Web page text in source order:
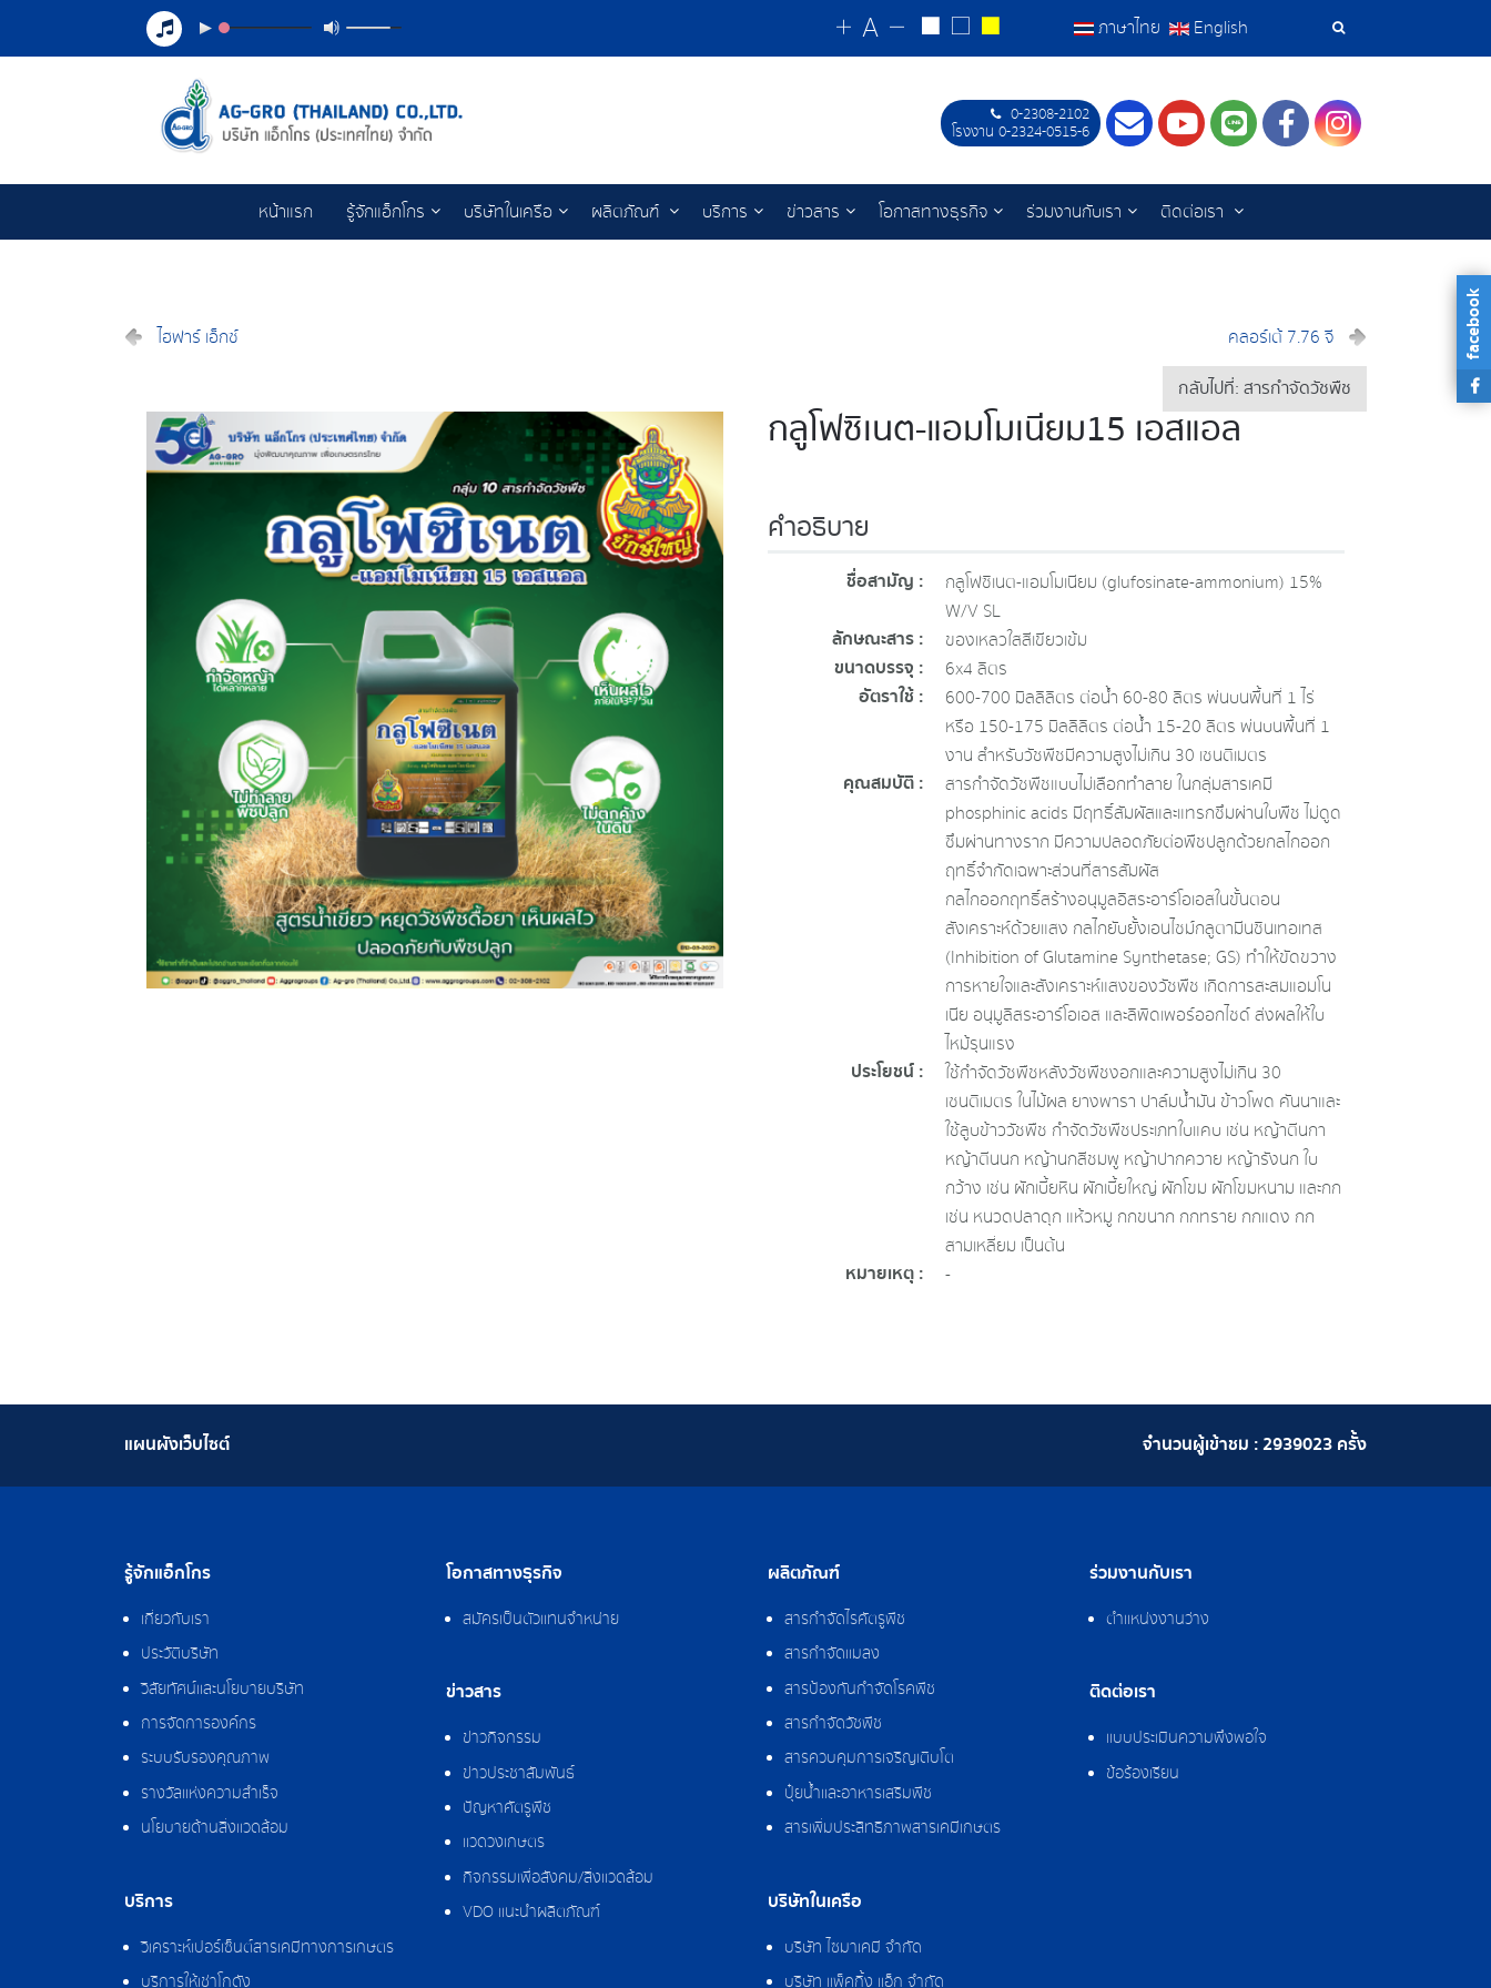
เครื่อง
ค้นหา
ภาษาไทย English
0-2308-2102
โรงงาน 0-2324-0515-6
ContactYoutube
LINEFacebookInstagram
หน้าแรก รู้จักแอ็กโกร บริษัทในเครือ ผลิตภัณฑ์ บริการ ข่าวสาร โอกาสทางธุรกิจ ร่วมงานกับเรา ติดต่อเรา
ไฮฟาร์ เอ็กซ์ คลอร์เต้ 7.76 จี
กลับไปที่: สารกำจัดวัชพืช
กลูโฟซิเนต-แอมโมเนียม15 เอสแอล
คำอธิบาย
ชื่อสามัญ :
กลูโฟซิเนต-แอมโมเนียม (glufosinate-ammonium) 15%
W/V SL
ลักษณะสาร : ของเหลวใสสีเขียวเข้ม
ขนาดบรรจุ : 6x4 ลิตร
อัตราใช้ :
600-700 มิลลิลิตร ต่อน้ำ 60-80 ลิตร พ่นบนพื้นที่ 1 ไร่
หรือ 150-175 มิลลิลิตร ต่อน้ำ 15-20 ลิตร พ่นบนพื้นที่ 1
งาน สำหรับวัชพืชมีความสูงไม่เกิน 30 เซนติเมตร
คุณสมบัติ :
สารกำจัดวัชพืชแบบไม่เลือกทำลาย ในกลุ่มสารเคมี
phosphinic acids มีฤทธิ์สัมผัสและแทรกซึมผ่านใบพืช ไม่ดูด
ซึมผ่านทางราก มีความปลอดภัยต่อพืชปลูกด้วยกลไกออก
ฤทธิ์จำกัดเฉพาะส่วนที่สารสัมผัส
กลไกออกฤทธิ์สร้างอนุมูลอิสระอาร์โอเอสในขั้นตอน
สังเคราะห์ด้วยแสง กลไกยับยั้งเอนไซม์กลูตามีนซินเทอเทส
(Inhibition of Glutamine Synthetase; GS) ทำให้ขัดขวาง
การหายใจและสังเคราะห์แสงของวัชพืช เกิดการสะสมแอมโน
เนีย อนุมูลิสระอาร์โอเอส และลิพิดเพอร์ออกไซด์ ส่งผลให้ใบ
ไหม้รุนแรง
ประโยชน์ :
ใช้กำจัดวัชพืชหลังวัชพืชงอกและความสูงไม่เกิน 30
เซนติเมตร ในไม้ผล ยางพารา ปาล์มน้ำมัน ข้าวโพด คันนาและ
ใช้ลูบข้าววัชพืช กำจัดวัชพืชประเภทใบแคบ เช่น หญ้าตีนกา
หญ้าตีนนก หญ้านกสีชมพู หญ้าปากควาย หญ้ารังนก ใบ
กว้าง เช่น ผักเบี้ยหิน ผักเบี้ยใหญ่ ผักโขม ผักโขมหนาม และกก
เช่น หนวดปลาดุก แห้วหมู กกขนาก กกทราย กกแดง กก
สามเหลี่ยม เป็นต้น
หมายเหตุ : -
จำนวนผู้เข้าชม :2939023 ครั้ง
แผนผังเว็บไซต์
รู้จักแอ็กโกร
เกี่ยวกับเรา
ประวัติบริษัท
วิสัยทัศน์และนโยบายบริษัท
การจัดการองค์กร
ระบบรับรองคุณภาพ
รางวัลแห่งความสำเร็จ
นโยบายด้านสิ่งแวดล้อม
บริการ
วิเคราะห์เปอร์เซ็นต์สารเคมีทางการเกษตร
บริการให้เช่าโกดัง
โอกาสทางธุรกิจ
สมัครเป็นตัวแทนจำหน่าย
ข่าวสาร
ข่าวกิจกรรม
ข่าวประชาสัมพันธ์
ปัญหาศัตรูพืช
แวดวงเกษตร
กิจกรรมเพื่อสังคม/สิ่งแวดล้อม
VDO แนะนำผลิตภัณฑ์
ผลิตภัณฑ์
สารกำจัดไรศัตรูพืช
สารกำจัดแมลง
สารป้องกันกำจัดโรคพืช
สารกำจัดวัชพืช
สารควบคุมการเจริญเติบโต
ปุ๋ยน้ำและอาหารเสริมพืช
สารเพิ่มประสิทธิภาพสารเคมีเกษตร
บริษัทในเครือ
บริษัท ไซมาเคมี จำกัด
บริษัท แพ็คกิ้ง แอ็ก จำกัด
ร่วมงานกับเรา
ตำแหน่งงานว่าง
ติดต่อเรา
แบบประเมินความพึงพอใจ
ข้อร้องเรียน
facebook